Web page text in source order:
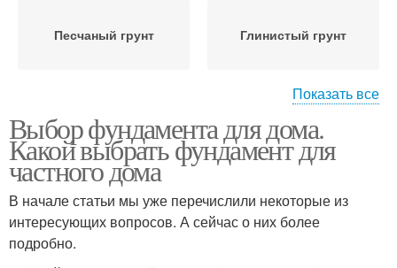
Песчаный грунт Глинистый грунт
Супесчаный грунт
Показать все
Выбор фундамента для дома.
Какой выбрать фундамент для
частного дома
В начале статьи мы уже перечислили некоторые из
интересующих вопросов. А сейчас о них более
подробно.